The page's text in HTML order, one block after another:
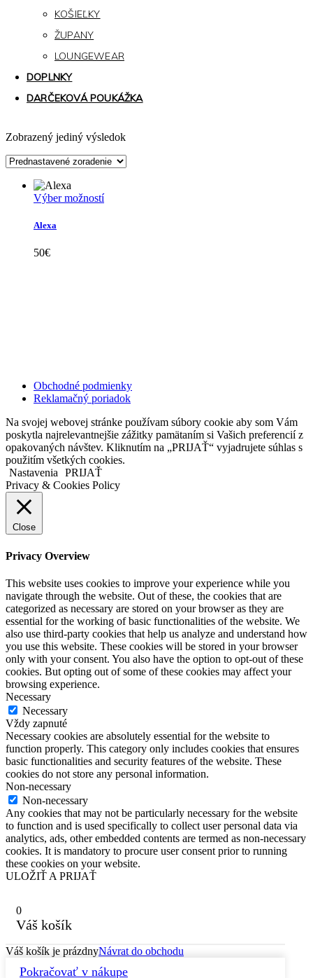
Zobrazený jediný výsledok
Výber možnostíTento
Alexa
50€
KOŠIEĽKY
ŽUPANY
LOUNGEWEAR
DOPLNKY
DARČEKOVÁ POUKÁŽKA
Obchodné podmienky
Reklamačný poriadok
Na svojej webovej stránke používam súbory cookie aby som Vám
poskytla najrelevantnejšie zážitky pamätaním si Vašich preferencií z
opakovaných návštev. Kliknutím na „PRIJAŤ“ vyjadrujete súhlas s
použitím všetkých cookies.
Nastavenia
PRIJAŤ
Privacy & Cookies Policy
Close
Privacy Overview
This website uses cookies to improve your experience while you
navigate through the website. Out of these, the cookies that are
categorized as necessary are stored on your browser as they are
essential for the working of basic functionalities of the website. We
also use third-party cookies that help us analyze and understand how
you use this website. These cookies will be stored in your browser
only with your consent. You also have the option to opt-out of these
cookies. But opting out of some of these cookies may affect your
browsing experience.
Necessary
Necessary
Vždy zapnuté
Necessary cookies are absolutely essential for the website to
function properly. This category only includes cookies that ensures
basic functionalities and security features of the website. These
cookies do not store any personal information.
Non-necessary
Non-necessary
Any cookies that may not be particularly necessary for the website
to function and is used specifically to collect user personal data via
analytics, ads, other embedded contents are termed as non-necessary
cookies. It is mandatory to procure user consent prior to running
these cookies on your website.
ULOŽIŤ A PRIJAŤ
0
Váš košík
Váš košík je prázdnyNávrat do obchodu
Pokračovať v nákupe